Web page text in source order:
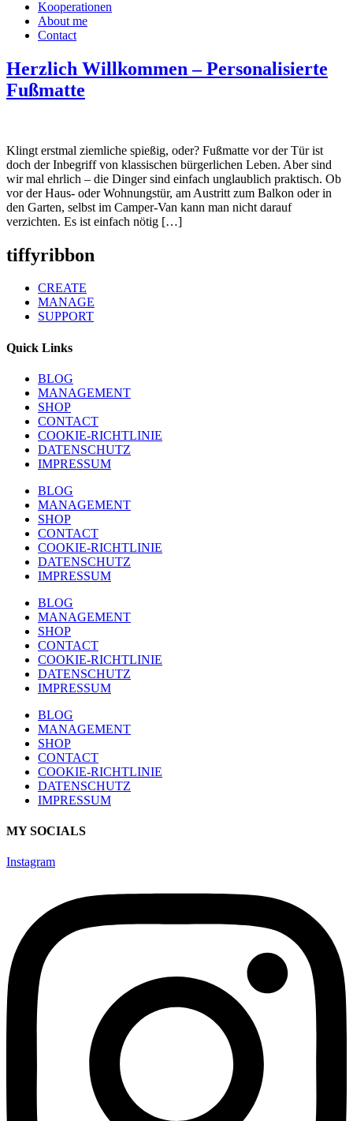
Kooperationen
About me
Contact
Herzlich Willkommen – Personalisierte
Fußmatte
Klingt erstmal ziemliche spießig, oder? Fußmatte vor der Tür ist
doch der Inbegriff von klassischen bürgerlichen Leben. Aber sind
wir mal ehrlich – die Dinger sind einfach unglaublich praktisch. Ob
vor der Haus- oder Wohnungstür, am Austritt zum Balkon oder in
den Garten, selbst im Camper-Van kann man nicht darauf
verzichten. Es ist einfach nötig […]
tiffyribbon
CREATE
MANAGE
SUPPORT
Quick Links
BLOG
MANAGEMENT
SHOP
CONTACT
COOKIE-RICHTLINIE
DATENSCHUTZ
IMPRESSUM
BLOG
MANAGEMENT
SHOP
CONTACT
COOKIE-RICHTLINIE
DATENSCHUTZ
IMPRESSUM
BLOG
MANAGEMENT
SHOP
CONTACT
COOKIE-RICHTLINIE
DATENSCHUTZ
IMPRESSUM
BLOG
MANAGEMENT
SHOP
CONTACT
COOKIE-RICHTLINIE
DATENSCHUTZ
IMPRESSUM
MY SOCIALS
Instagram